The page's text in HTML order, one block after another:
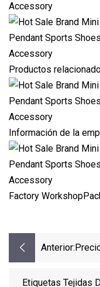
Productos
Información de la
Factory
Anterior:
Con
Etiquetas Tejidas